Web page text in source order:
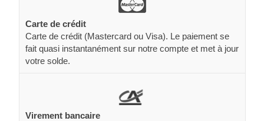
Carte de crédit
Carte de crédit (Mastercard ou Visa). Le paiement se
fait quasi instantanément sur notre compte et met à jour
votre solde.
Virement bancaire